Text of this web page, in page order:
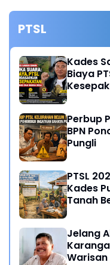
PTSL
Kades
Biaya
Perbup
BPN
Pungli
PTSL
Kades
Tanah
Jelang